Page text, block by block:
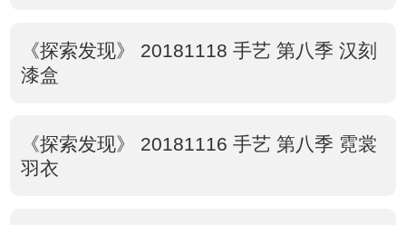
《探索发现》 20181118 手艺 第八季 汉刻
漆盒
《探索发现》 20181116 手艺 第八季 霓裳
羽衣